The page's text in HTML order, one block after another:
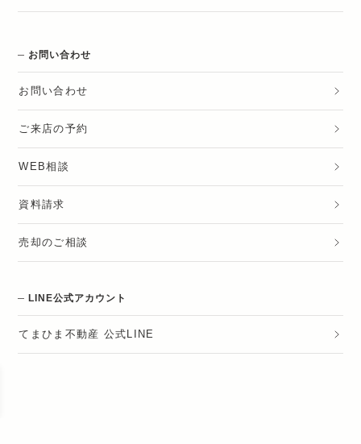
お問い合わせ
お問い合わせ
ご来店の予約
WEB相談
資料請求
売却のご相談
LINE公式アカウント
てまひま不動産 公式LINE